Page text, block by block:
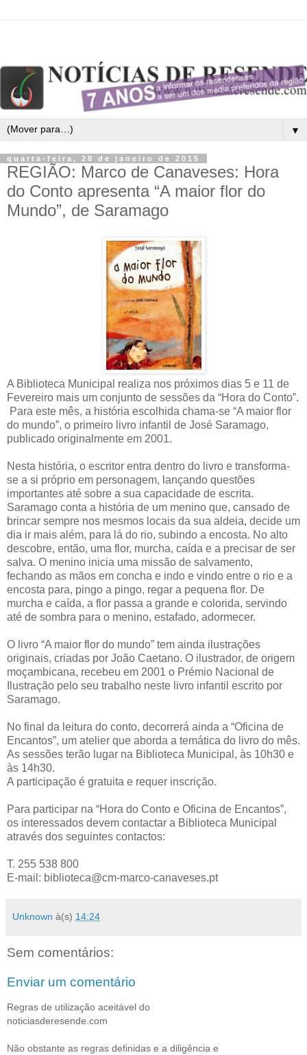
▼
quarta-feira, 28 de janeiro de 2015
REGIÃO: Marco de Canaveses: Hora
do Conto apresenta “A maior flor do
Mundo”, de Saramago
A Biblioteca Municipal realiza nos próximos dias 5 e 11 de
Fevereiro mais um conjunto de sessões da “Hora do Conto”.
Para este mês, a história escolhida chama-se “A maior flor
do mundo”, o primeiro livro infantil de José Saramago,
publicado originalmente em 2001.
Nesta história, o escritor entra dentro do livro e transforma-
se a si próprio em personagem, lançando questões
importantes até sobre a sua capacidade de escrita.
Saramago conta a história de um menino que, cansado de
brincar sempre nos mesmos locais da sua aldeia, decide um
dia ir mais além, para lá do rio, subindo a encosta. No alto
descobre, então, uma flor, murcha, caída e a precisar de ser
salva. O menino inicia uma missão de salvamento,
fechando as mãos em concha e indo e vindo entre o rio e a
encosta para, pingo a pingo, regar a pequena flor. De
murcha e caída, a flor passa a grande e colorida, servindo
até de sombra para o menino, estafado, adormecer.
O livro “A maior flor do mundo” tem ainda ilustrações
originais, criadas por João Caetano. O ilustrador, de origem
moçambicana, recebeu em 2001 o Prémio Nacional de
Ilustração pelo seu trabalho neste livro infantil escrito por
Saramago.
No final da leitura do conto, decorrerá ainda a “Oficina de
Encantos”, um atelier que aborda a temática do livro do mês.
As sessões terão lugar na Biblioteca Municipal, às 10h30 e
às 14h30.
A participação é gratuita e requer inscrição.
Para participar na “Hora do Conto e Oficina de Encantos”,
os interessados devem contactar a Biblioteca Municipal
através dos seguintes contactos:
T. 255 538 800
E-mail: biblioteca@cm-marco-canaveses.pt
Unknown à(s) 14:24
Sem comentários:
Enviar um comentário
Regras de utilização aceitável do
noticiasderesende.com
Não obstante as regras definidas e a diligência e